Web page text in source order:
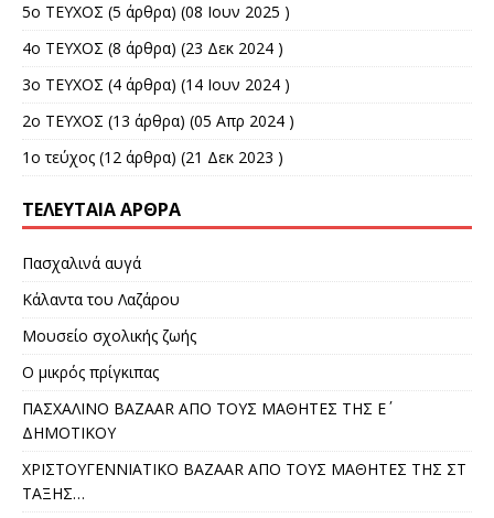
5o ΤΕΥΧΟΣ (5 άρθρα) (08 Ιουν 2025 )
4ο ΤΕΥΧΟΣ (8 άρθρα) (23 Δεκ 2024 )
3ο ΤΕΥΧΟΣ (4 άρθρα) (14 Ιουν 2024 )
2o ΤΕΥΧΟΣ (13 άρθρα) (05 Απρ 2024 )
1ο τεύχος (12 άρθρα) (21 Δεκ 2023 )
ΤΕΛΕΥΤΑΊΑ ΆΡΘΡΑ
Πασχαλινά αυγά
Κάλαντα του Λαζάρου
Μουσείο σχολικής ζωής
Ο μικρός πρίγκιπας
ΠΑΣΧΑΛΙΝΟ BAZAAR ΑΠΟ ΤΟΥΣ ΜΑΘΗΤΕΣ ΤΗΣ Ε΄
ΔΗΜΟΤΙΚΟΥ
ΧΡΙΣΤΟΥΓΕΝΝΙΑΤΙΚΟ BAZAAR AΠΟ ΤΟΥΣ ΜΑΘΗΤΕΣ ΤΗΣ ΣΤ
ΤΑΞΗΣ…